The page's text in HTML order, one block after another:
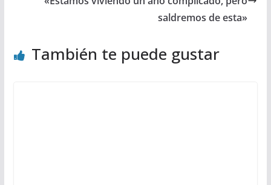
saldremos de esta»
También te puede gustar